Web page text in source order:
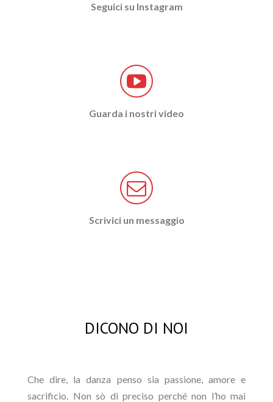
Seguici su Instagram
Guarda i nostri video
Scrivici un messaggio
DICONO DI NOI
Che dire, la danza penso sia passione, amore e
sacrificio. Non sò di preciso perché non l’ho mai